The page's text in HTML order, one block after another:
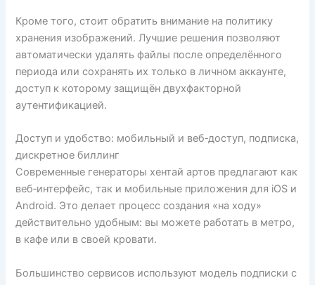
Кроме того, стоит обратить внимание на политику
хранения изображений. Лучшие решения позволяют
автоматически удалять файлы после определённого
периода или сохранять их только в личном аккаунте,
доступ к которому защищён двухфакторной
аутентификацией.
Доступ и удобство: мобильный и веб‑доступ, подписка,
дискретное биллинг
Современные генераторы хентай артов предлагают как
веб‑интерфейс, так и мобильные приложения для iOS и
Android. Это делает процесс создания «на ходу»
действительно удобным: вы можете работать в метро,
в кафе или в своей кровати.
Большинство сервисов используют модель подписки с